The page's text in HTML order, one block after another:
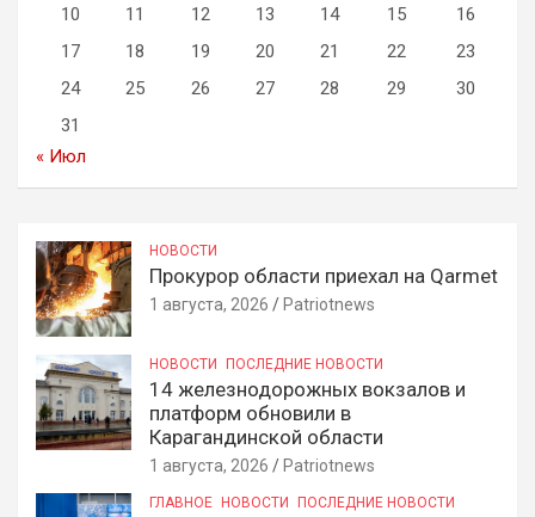
10 11 12 13 14 15
16
17
18 19 20 21 22
23
24
25 26 27 28 29
30
31
« Июл
НОВОСТИ
Прокурор области приехал на Qarmet
1 августа, 2026 Patriotnews
НОВОСТИ ПОСЛЕДНИЕ НОВОСТИ
14 железнодорожных вокзалов и
платформ обновили в
Карагандинской области
1 августа, 2026 Patriotnews
ГЛАВНОЕ НОВОСТИ ПОСЛЕДНИЕ НОВОСТИ